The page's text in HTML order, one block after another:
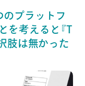
のプラットフ
を考えると『T
肢は無かった